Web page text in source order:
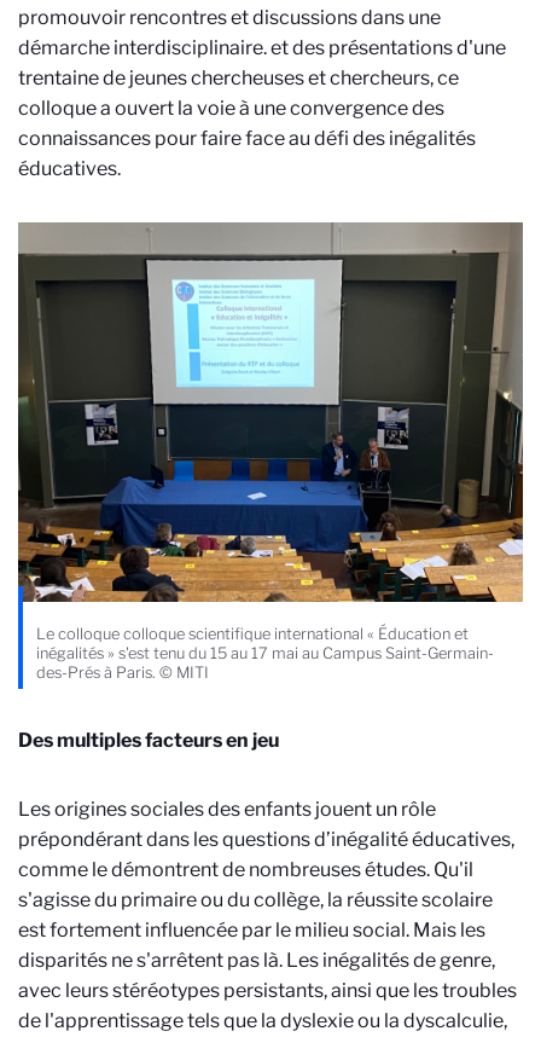
promouvoir rencontres et discussions dans une
démarche interdisciplinaire.et des présentations d'une
trentaine de jeunes chercheuses et chercheurs, ce
colloque a ouvert la voie à une convergence des
connaissances pour faire face au défi des inégalités
éducatives.
Le colloque colloque scientifique international « Éducation et
inégalités » s'est tenu du 15 au 17 mai au Campus Saint-Germain-
des-Prés à Paris. © MITI
Des multiples facteurs en jeu
Les origines sociales des enfants jouent un rôle
prépondérant dans les questions d’inégalité éducatives,
comme le démontrent de nombreuses études. Qu'il
s'agisse du primaire ou du collège, la réussite scolaire
est fortement influencée par le milieu social. Mais les
disparités ne s'arrêtent pas là. Les inégalités de genre,
avec leurs stéréotypes persistants, ainsi que les troubles
de l'apprentissage tels que la dyslexie ou la dyscalculie,